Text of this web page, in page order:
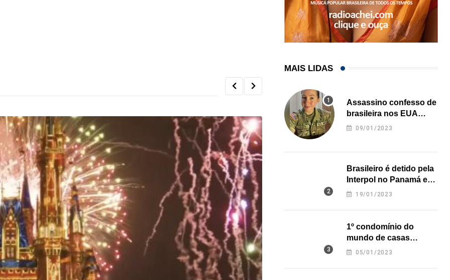
MAIS LIDAS
Assassino confesso de
brasileira nos EUA
revela onde deixou o
09/01/2023
Brasileiro é detido pela
Interpol no Panamá e
pode pegar prisão
19/01/2023
1º condomínio do
mundo de casas
impressas em 3D é
05/01/2023